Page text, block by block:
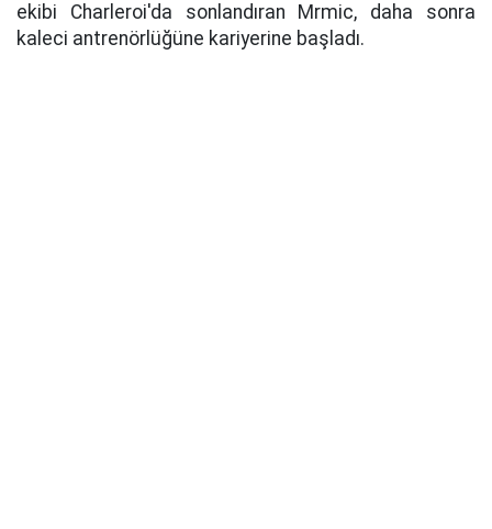
ekibi Charleroi'da sonlandıran Mrmic, daha sonra
kaleci antrenörlüğüne kariyerine başladı.